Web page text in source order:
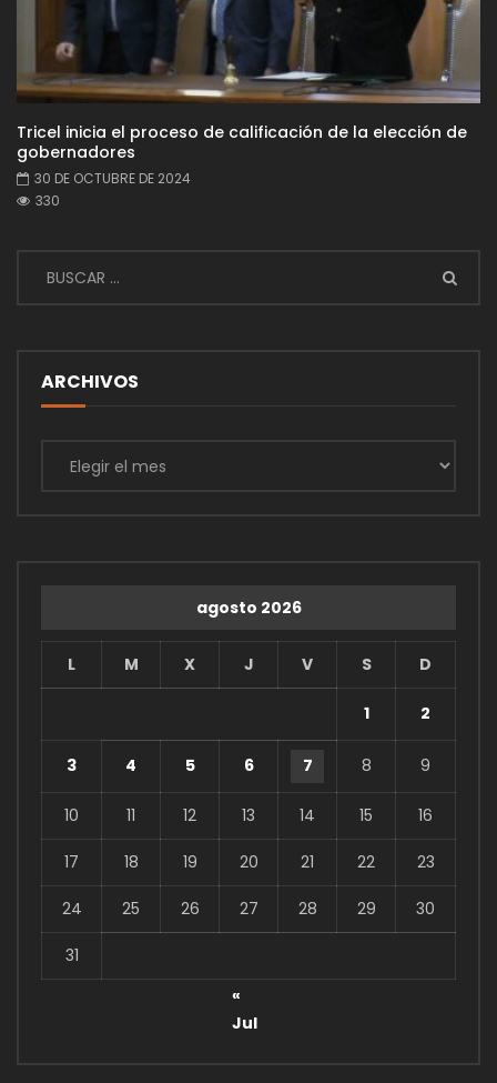
Tricel inicia el proceso de calificación de la elección de
gobernadores
30 DE OCTUBRE DE 2024
330
ARCHIVOS
agosto 2026
L M X J V S D
1 2
3 4 5 6 7 8 9
10 11 12 13 14 15 16
17 18 19 20 21 22 23
24 25 26 27 28 29 30
31
«
Jul